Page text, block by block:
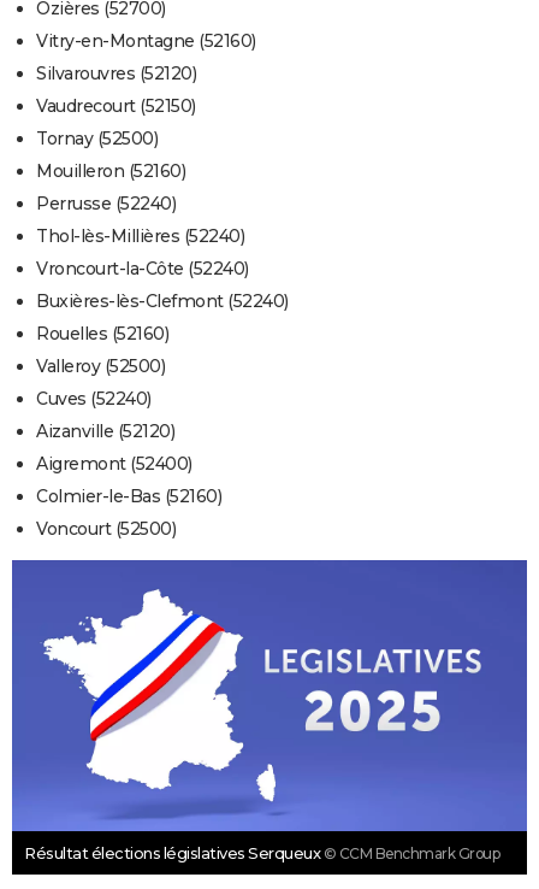
Ozières (52700)
Vitry-en-Montagne (52160)
Silvarouvres (52120)
Vaudrecourt (52150)
Tornay (52500)
Mouilleron (52160)
Perrusse (52240)
Thol-lès-Millières (52240)
Vroncourt-la-Côte (52240)
Buxières-lès-Clefmont (52240)
Rouelles (52160)
Valleroy (52500)
Cuves (52240)
Aizanville (52120)
Aigremont (52400)
Colmier-le-Bas (52160)
Voncourt (52500)
Résultat élections législatives Serqueux © CCM Benchmark Group